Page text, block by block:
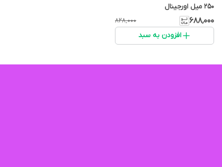
۲۵۰ میل اورجینال
۶۸۸٬۰۰۰ ۸۲۸٬۰۰۰
افزودن به سبد